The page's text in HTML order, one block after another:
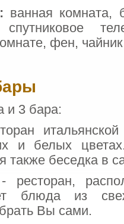
ванная комната,
фен,
и 3 бара:
и белых
также беседка в
- ресторан,
блюда из
Вы сами.